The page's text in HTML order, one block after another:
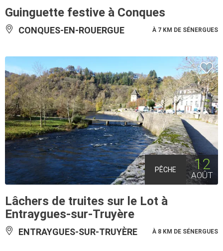
Guinguette festive à Conques
CONQUES-EN-ROUERGUE À 7 KM DE SÉNERGUES
PÊCHE 12
AOÛT
Lâchers de truites sur le Lot à
Entraygues-sur-Truyère
ENTRAYGUES-SUR-TRUYÈRE À 8 KM DE SÉNERGUES